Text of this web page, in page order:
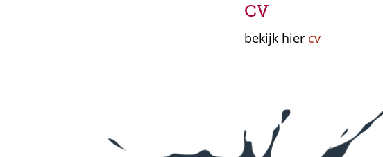
CV
bekijk hier cv